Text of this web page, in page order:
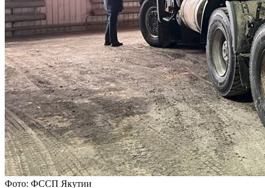
Фото: ФССП Якутии